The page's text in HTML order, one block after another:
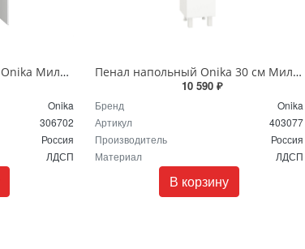
Шкаф напольный 67 см Onika Милтон 306702 белый
Onika
306702
Россия
ЛДСП
Пенал напольный Onika 30 см Милтон 403077 белый
10 590 ₽
Бренд
Onika
Артикул
403077
Производитель
Россия
Материал
ЛДСП
В корзину